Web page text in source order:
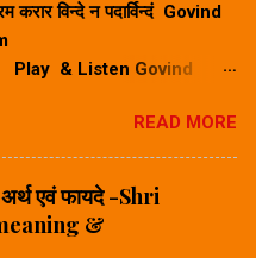
करार विन्दे न पदार्विन्दं Govind
Stotram
Govind
न पदार विन्दम सुनिए ⬆
Damodar Stotram
Hindi-गोविन्द दामोदर स्तोत्र
पदारविन्दं मुखारविन्दे
पुटे शयानं बालं मुकुन्दं मनसा
READ MORE
अर्थ एवं फायदे -Shri
&